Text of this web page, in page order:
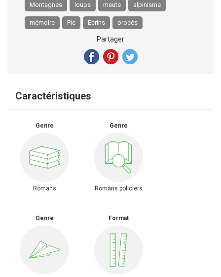
Montagnes loups meute alpinisme
mémoire Pic Ecrins procès
Partager
Caractéristiques
Genre
Romans
Genre
Romans policiers
Genre Format